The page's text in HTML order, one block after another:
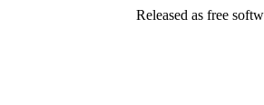
Released as free